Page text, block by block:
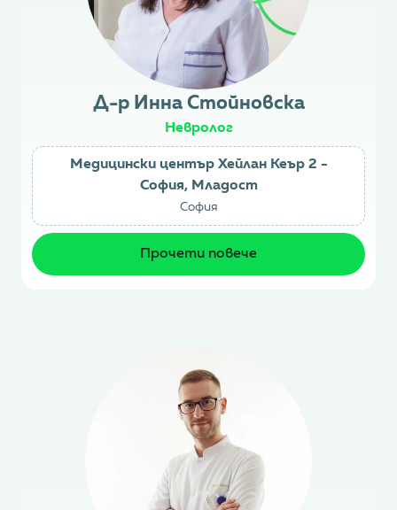
Д-р Инна Стойновска
Невролог
Медицински център Хейлан Кеър 2 -
София, Младост
София
Прочети повече